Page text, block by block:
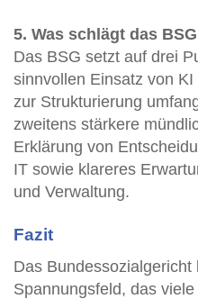
5. Was schlägt das
Das BSG setzt auf drei
sinnvollen Einsatz von
zur Strukturierung
zweitens stärkere
Erklärung von
IT sowie klareres
und Verwaltung.
Fazit
Das
Spannungsfeld, das